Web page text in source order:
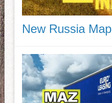
New Russia Map